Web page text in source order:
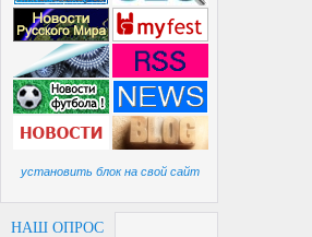
установить блок на свой сайт
НАШ ОПРОС